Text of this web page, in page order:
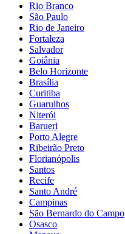
Rio Branco
São Paulo
Rio de Janeiro
Fortaleza
Salvador
Goiânia
Belo Horizonte
Brasília
Curitiba
Guarulhos
Niterói
Barueri
Porto Alegre
Ribeirão Preto
Florianópolis
Santos
Recife
Santo André
Campinas
São Bernardo do Campo
Osasco